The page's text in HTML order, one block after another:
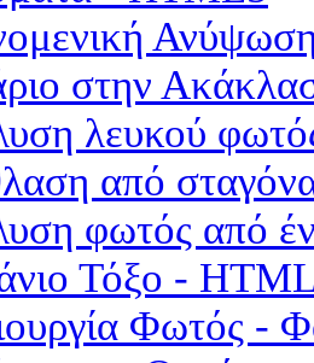
στην
λευκού
από
φωτός από
Τόξο -
Φωτός -